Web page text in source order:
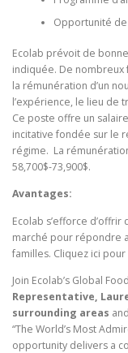
Opportunité de
Ecolab prévoit de
indiquée. De
la rémunération d’un
l’expérience, le lieu de
Ce poste offre un
incitative fondée sur le
régime. La
58,700$-73,900$.
Avantages:
Ecolab s’efforce
marché pour répondre
familles. Cliquez ici
Join Ecolab’s Global
Representative,
surrounding areas
“The World’s Most
opportunity delivers a